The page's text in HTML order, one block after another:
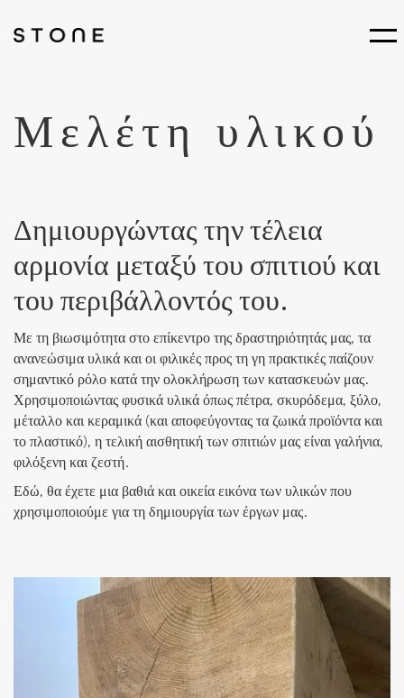
Μελέτη υλικού
Δημιουργώντας την τέλεια
αρμονία μεταξύ του σπιτιού και
του περιβάλλοντός του.
Με τη βιωσιμότητα στο επίκεντρο της δραστηριότητάς μας, τα
ανανεώσιμα υλικά και οι φιλικές προς τη γη πρακτικές παίζουν
σημαντικό ρόλο κατά την ολοκλήρωση των κατασκευών μας.
Χρησιμοποιώντας φυσικά υλικά όπως πέτρα, σκυρόδεμα, ξύλο,
μέταλλο και κεραμικά (και αποφεύγοντας τα ζωικά προϊόντα και
το πλαστικό), η τελική αισθητική των σπιτιών μας είναι γαλήνια,
φιλόξενη και ζεστή.
Εδώ, θα έχετε μια βαθιά και οικεία εικόνα των υλικών που
χρησιμοποιούμε για τη δημιουργία των έργων μας.